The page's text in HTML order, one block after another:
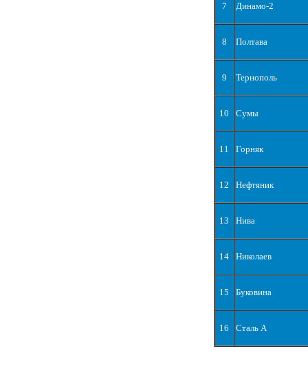
7 Динамо-2
8 Полтава
9 Тернополь
10 Сумы
11 Горняк
12 Нефтяник
13 Нива
14 Николаев
15 Буковина
16 Сталь А